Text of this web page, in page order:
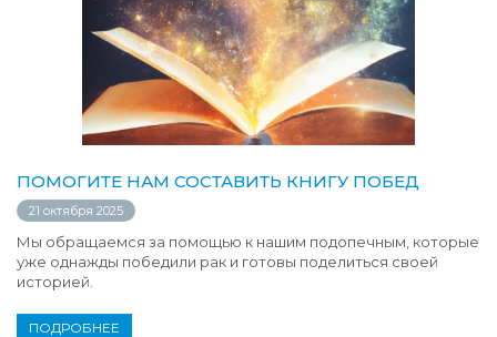
ПОМОГИТЕ НАМ СОСТАВИТЬ КНИГУ ПОБЕД
21 октября 2025
Мы обращаемся за помощью к нашим подопечным, которые
уже однажды победили рак и готовы поделиться своей
историей.
ПОДРОБНЕЕ